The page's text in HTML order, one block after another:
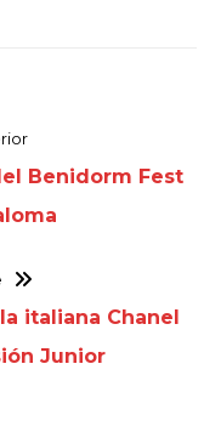
Benidorm Fest
italiana Chanel
Junior